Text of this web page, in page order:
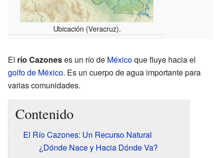
Ubicación (Veracruz).
El río Cazoneses un río de Méxicoque fluye hacia el
golfo de México. Es un cuerpo de agua importante para
varias comunidades.
Contenido
El Río Cazones: Un Recurso Natural
¿Dónde Nace y Hacia Dónde Va?